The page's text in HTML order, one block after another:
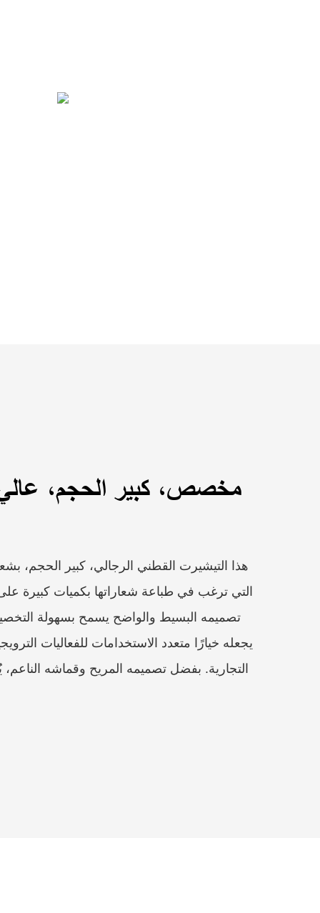
مخصص، كبير الحجم، عالي
هذا التيشيرت القطني الرجالي، كبير الحجم،
التي ترغب في طباعة شعاراتها بكميات كبيرة
تصميمه البسيط والواضح يسمح بسهولة
يجعله خيارًا متعدد الاستخدامات للفعاليات
التجارية. بفضل تصميمه المريح وقماشه الناعم،